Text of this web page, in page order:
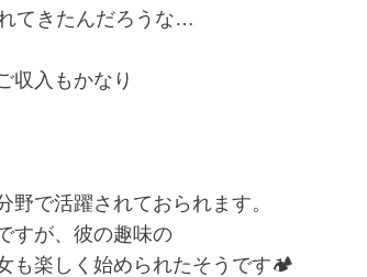
てきたんだろうな…
収入もかなり
で活躍されておられます。
すが、彼の趣味の
も楽しく始められたそうです🏕️